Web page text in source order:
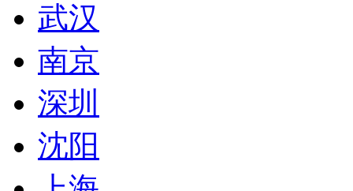
武汉
南京
深圳
沈阳